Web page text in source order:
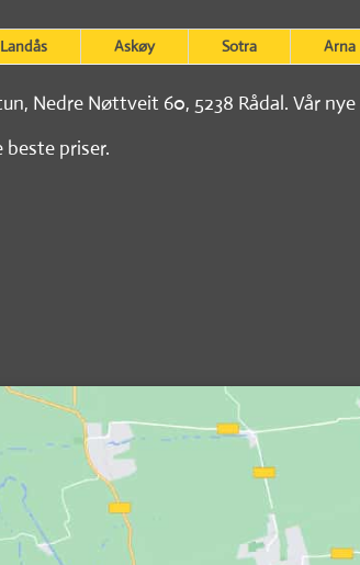
Landås Askøy Sotra Arna
Nedre Nøttveit 60, 5238 Rådal. Vår nye
priser.